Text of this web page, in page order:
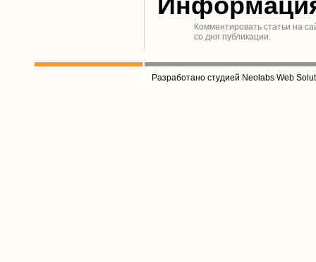
Комментировать статьи на
со дня публикации.
Разработано студией Neolabs Web